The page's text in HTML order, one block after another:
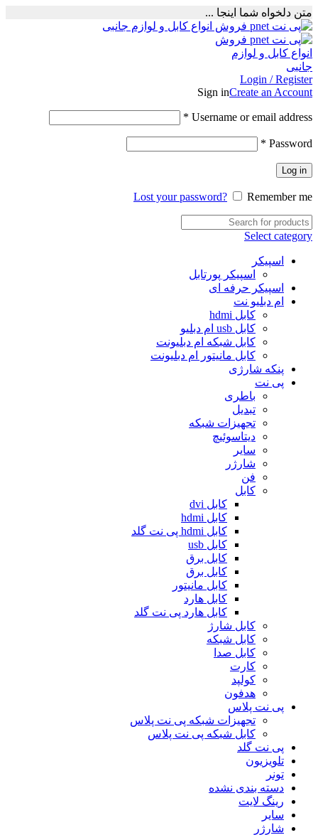
متن دلخواه شما اینجا ...
Login / Register
Sign inCreate an Account
Username or email address
*
Password
*
Log in
Lost your password? Remember me
Select category
اسپیکر
اسپیکر پورتابل
اسپیکر حرفه ای
ام دبلیو نت
کابل hdmi
کابل usb ام دبلیو
کابل شبکه ام دبلیونت
کابل مانیتور ام دبلیونت
پنکه شارژی
پی نت
باطری
تبدیل
تجهیزات شبکه
دیتاسوئیچ
سایر
شارژر
فن
کابل
کابل dvi
کابل hdmi
کابل hdmi پی نت گلد
کابل usb
کابل برق
کابل برق
کابل مانیتور
کابل هارد
کابل هارد پی نت گلد
کابل شارژ
کابل شبکه
کابل صدا
کارت
کولپد
هدفون
پی نت پلاس
تجهیزات شبکه پی نت پلاس
کابل شبکه پی نت پلاس
پی نت گلد
تلویزیون
تونر
دسته بندی نشده
رینگ لایت
سایر
شارژر